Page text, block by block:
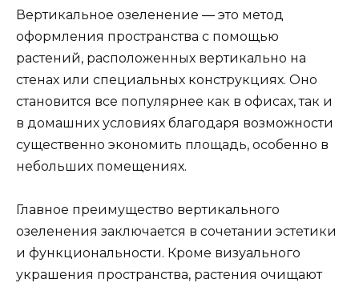
Вертикальное озеленение — это метод
оформления пространства с помощью
растений, расположенных вертикально на
стенах или специальных конструкциях. Оно
становится все популярнее как в офисах, так и
в домашних условиях благодаря возможности
существенно экономить площадь, особенно в
небольших помещениях.
Главное преимущество вертикального
озеленения заключается в сочетании эстетики
и функциональности. Кроме визуального
украшения пространства, растения очищают